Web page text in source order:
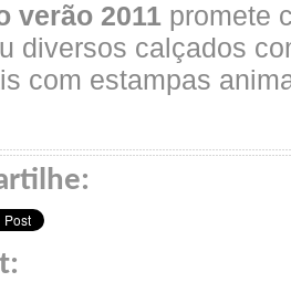
verão 2011 promete
diversos calçados
com estampas